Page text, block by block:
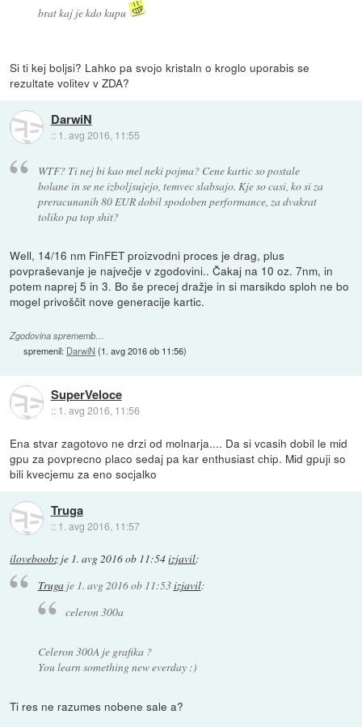
brat kaj je kdo kupu
Si ti kej boljsi? Lahko pa svojo kristaln o kroglo uporabis se
rezultate volitev v ZDA?
DarwiN
:: 1. avg 2016, 11:55
WTF? Ti nej bi kao mel neki pojma? Cene kartic so postale
bolane in se ne izboljsujejo, temvec slabsajo. Kje so casi, ko si za
preracunanih 80 EUR dobil spodoben performance, za dvakrat
toliko pa top shit?
Well, 14/16 nm FinFET proizvodni proces je drag, plus
povpraševanje je največje v zgodovini.. Čakaj na 10 oz. 7nm, in
potem naprej 5 in 3. Bo še precej dražje in si marsikdo sploh ne bo
mogel privoščit nove generacije kartic.
Zgodovina sprememb…
spremenil: DarwiN (1. avg 2016 ob 11:56)
SuperVeloce
:: 1. avg 2016, 11:56
Ena stvar zagotovo ne drzi od molnarja.... Da si vcasih dobil le mid
gpu za povprecno placo sedaj pa kar enthusiast chip. Mid gpuji so
bili kvecjemu za eno socjalko
Truga
:: 1. avg 2016, 11:57
iloveboobz je 1. avg 2016 ob 11:54izjavil:
Trugaje 1. avg 2016 ob 11:53izjavil:
celeron 300a
Celeron 300A je grafika ?
You learn something new everday :)
Ti res ne razumes nobene sale a?